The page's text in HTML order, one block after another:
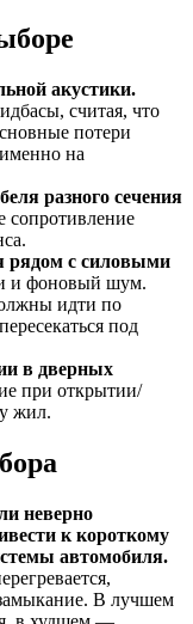
акустики.
считая, что
потери
на
разного сечения
сопротивление
рядом с силовыми
и фоновый шум.
идти по
под
в дверных
при открытии/
жил.
неверно
к короткому
автомобиля.
замыкание. В лучшем